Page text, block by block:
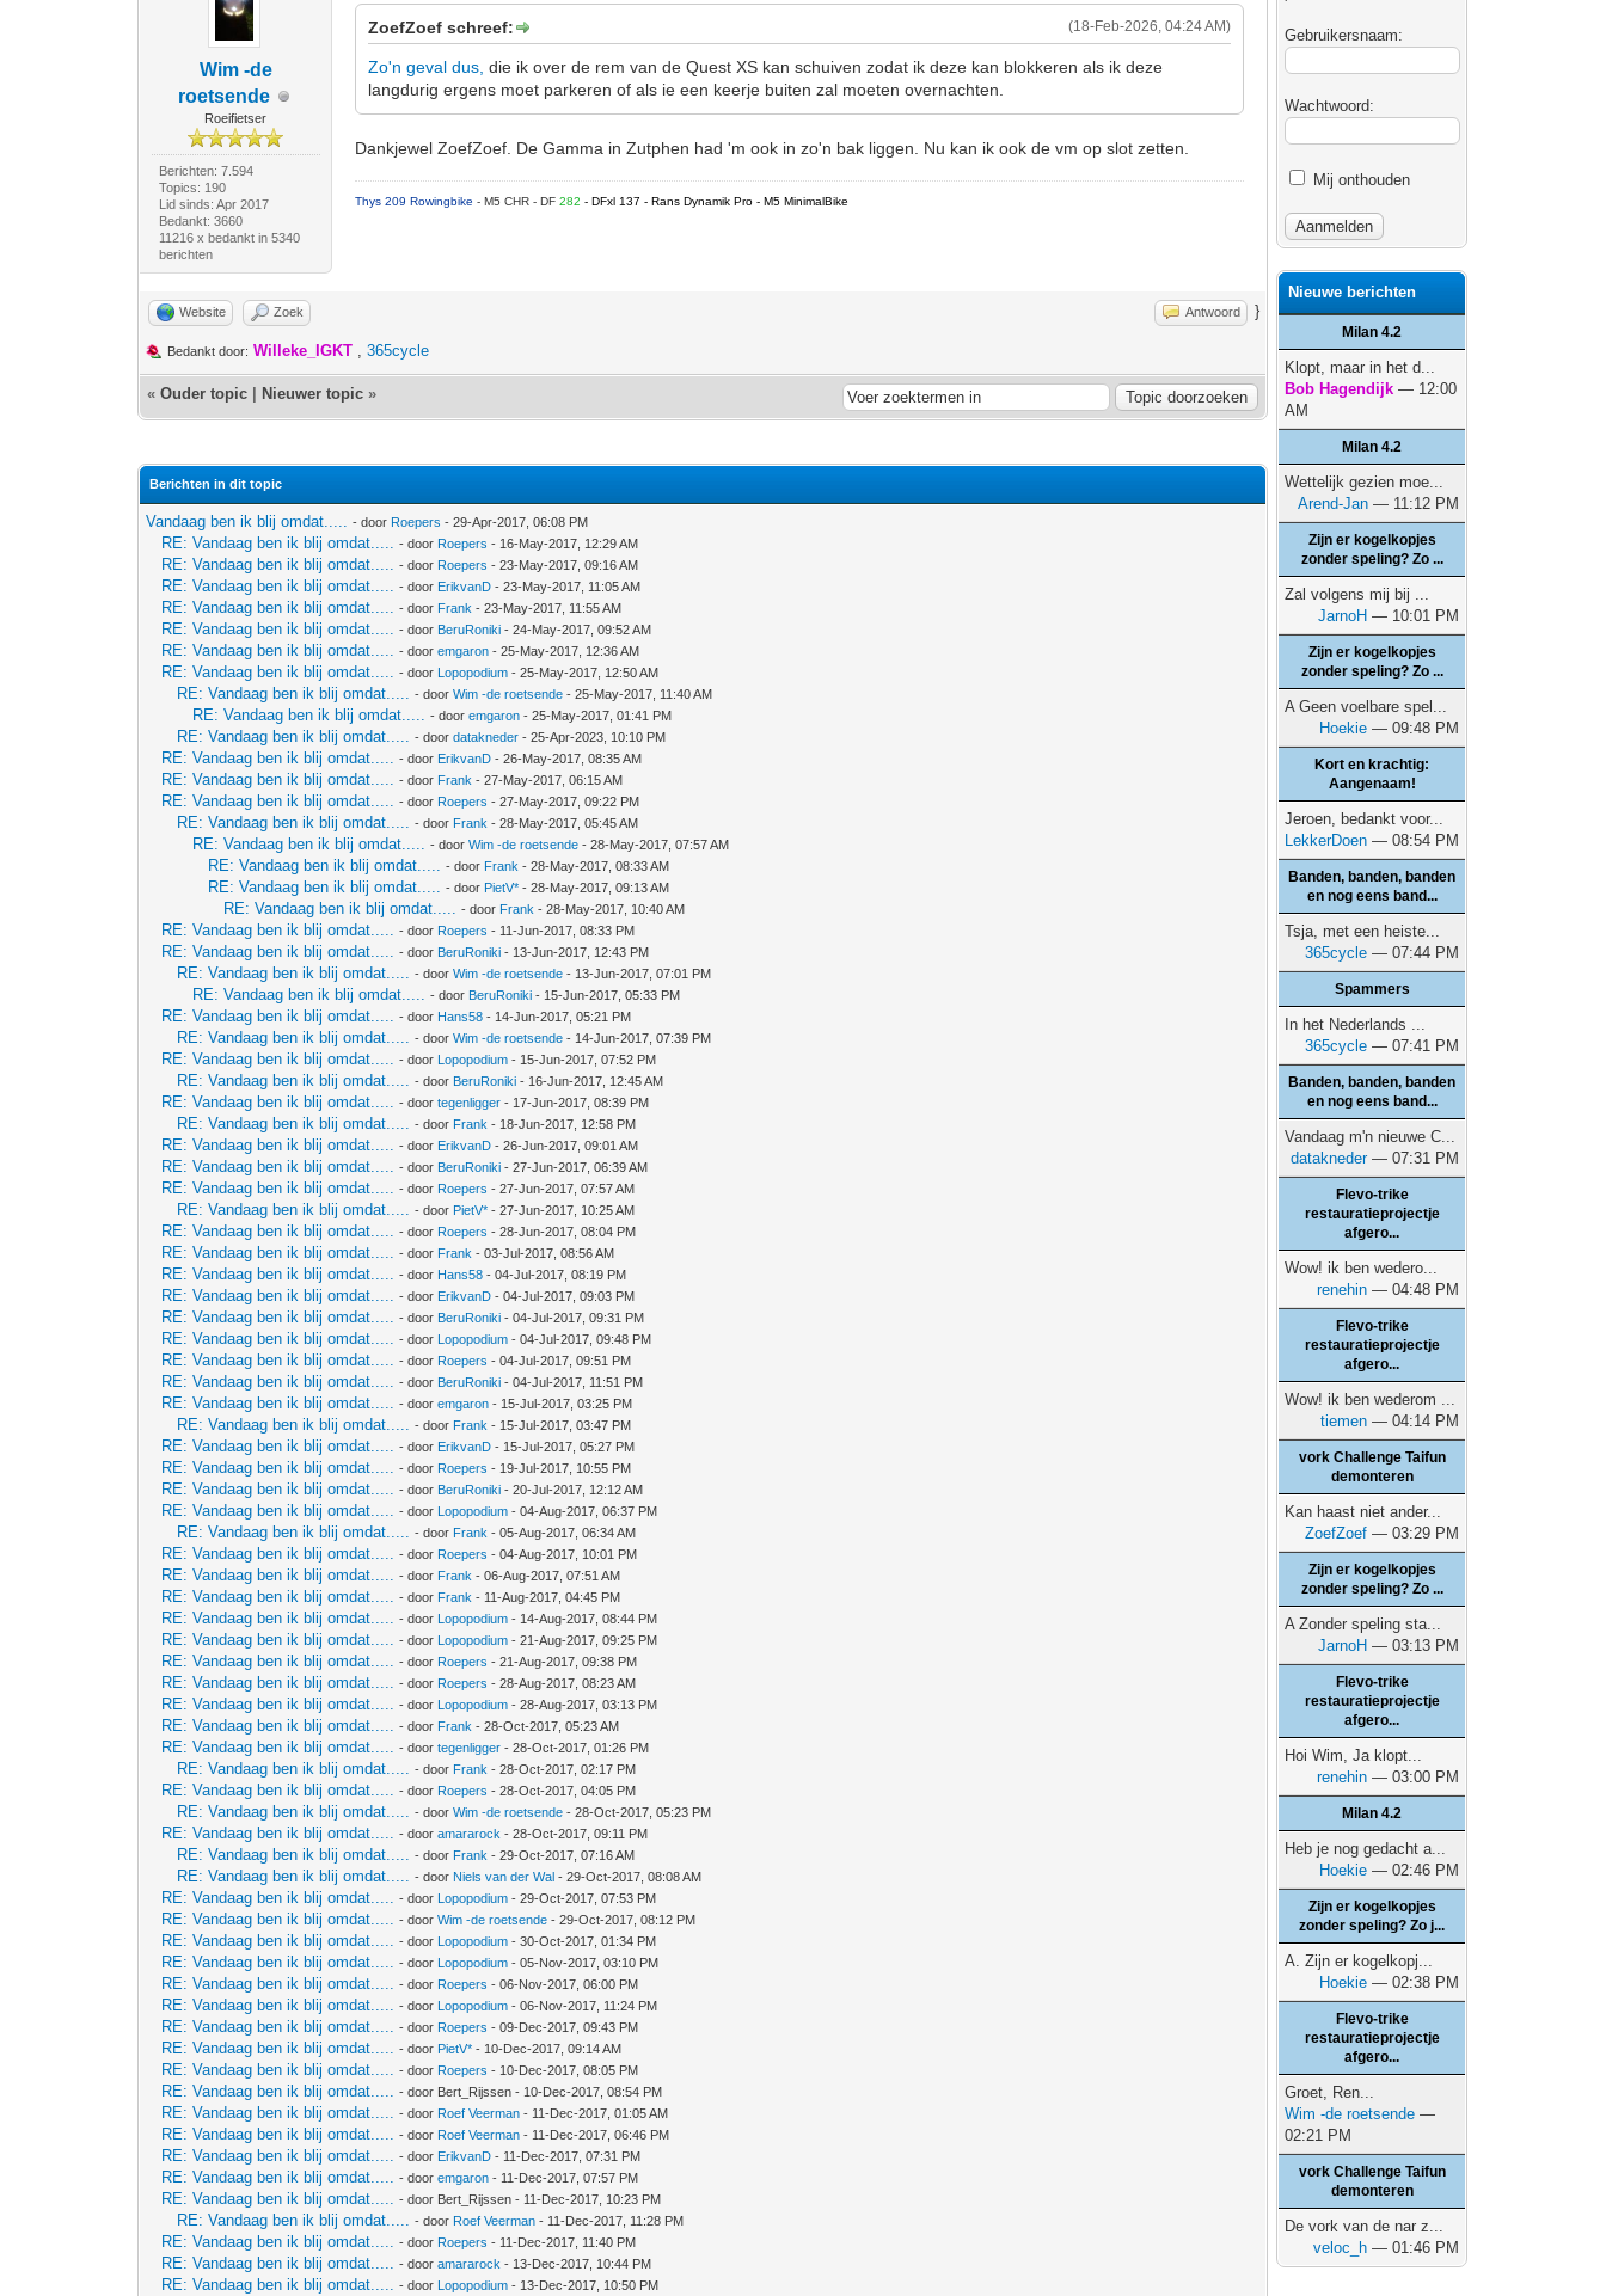
Wim -de
roetsende
Roeifietser
Berichten: 7.594
Topics: 190
Lid sinds: Apr 2017
Bedankt: 3660
11216 x bedankt in 5340
berichten
(18-Feb-2026, 04:24 AM)
ZoefZoef schreef:
Zo'n geval dus, die ik over de rem van de Quest XS kan schuiven zodat ik deze kan blokkeren als ik deze
langdurig ergens moet parkeren of als ie een keerje buiten zal moeten overnachten.
Dankjewel ZoefZoef. De Gamma in Zutphen had 'm ook in zo'n bak liggen. Nu kan ik ook de vm op slot zetten.
Thys 209 Rowingbike- M5 CHR - DF282- DFxl 137 - Rans Dynamik Pro - M5 MinimalBike
Website Zoek Antwoord }
Bedankt door: Willeke_IGKT ,365cycle
«Ouder topic Nieuwer topic »
Berichten in dit topic
Vandaag ben ik blij omdat..... - door Roepers - 29-Apr-2017, 06:08 PM
RE: Vandaag ben ik blij omdat..... - door Roepers - 16-May-2017, 12:29 AM
RE: Vandaag ben ik blij omdat..... - door Roepers - 23-May-2017, 09:16 AM
RE: Vandaag ben ik blij omdat..... - door ErikvanD - 23-May-2017, 11:05 AM
RE: Vandaag ben ik blij omdat..... - door Frank - 23-May-2017, 11:55 AM
RE: Vandaag ben ik blij omdat..... - door BeruRoniki - 24-May-2017, 09:52 AM
RE: Vandaag ben ik blij omdat..... - dooremgaron - 25-May-2017, 12:36 AM
RE: Vandaag ben ik blij omdat..... - door Lopopodium - 25-May-2017, 12:50 AM
RE: Vandaag ben ik blij omdat..... - doorWim -de roetsende - 25-May-2017, 11:40 AM
RE: Vandaag ben ik blij omdat..... - dooremgaron - 25-May-2017, 01:41 PM
RE: Vandaag ben ik blij omdat..... - doordatakneder - 25-Apr-2023, 10:10 PM
RE: Vandaag ben ik blij omdat..... - door ErikvanD - 26-May-2017, 08:35 AM
RE: Vandaag ben ik blij omdat..... - door Frank - 27-May-2017, 06:15 AM
RE: Vandaag ben ik blij omdat..... - door Roepers - 27-May-2017, 09:22 PM
RE: Vandaag ben ik blij omdat..... - door Frank - 28-May-2017, 05:45 AM
RE: Vandaag ben ik blij omdat..... - doorWim -de roetsende - 28-May-2017, 07:57 AM
RE: Vandaag ben ik blij omdat..... - door Frank - 28-May-2017, 08:33 AM
RE: Vandaag ben ik blij omdat..... - door PietV* - 28-May-2017, 09:13 AM
RE: Vandaag ben ik blij omdat..... - door Frank - 28-May-2017, 10:40 AM
RE: Vandaag ben ik blij omdat..... - door Roepers - 11-Jun-2017, 08:33 PM
RE: Vandaag ben ik blij omdat..... - door BeruRoniki - 13-Jun-2017, 12:43 PM
RE: Vandaag ben ik blij omdat..... - doorWim -de roetsende - 13-Jun-2017, 07:01 PM
RE: Vandaag ben ik blij omdat..... - door BeruRoniki - 15-Jun-2017, 05:33 PM
RE: Vandaag ben ik blij omdat..... - door Hans58 - 14-Jun-2017, 05:21 PM
RE: Vandaag ben ik blij omdat..... - doorWim -de roetsende - 14-Jun-2017, 07:39 PM
RE: Vandaag ben ik blij omdat..... - door Lopopodium - 15-Jun-2017, 07:52 PM
RE: Vandaag ben ik blij omdat..... - door BeruRoniki - 16-Jun-2017, 12:45 AM
RE: Vandaag ben ik blij omdat..... - doortegenligger - 17-Jun-2017, 08:39 PM
RE: Vandaag ben ik blij omdat..... - door Frank - 18-Jun-2017, 12:58 PM
RE: Vandaag ben ik blij omdat..... - door ErikvanD - 26-Jun-2017, 09:01 AM
RE: Vandaag ben ik blij omdat..... - door BeruRoniki - 27-Jun-2017, 06:39 AM
RE: Vandaag ben ik blij omdat..... - door Roepers - 27-Jun-2017, 07:57 AM
RE: Vandaag ben ik blij omdat..... - door PietV* - 27-Jun-2017, 10:25 AM
RE: Vandaag ben ik blij omdat..... - door Roepers - 28-Jun-2017, 08:04 PM
RE: Vandaag ben ik blij omdat..... - door Frank - 03-Jul-2017, 08:56 AM
RE: Vandaag ben ik blij omdat..... - door Hans58 - 04-Jul-2017, 08:19 PM
RE: Vandaag ben ik blij omdat..... - door ErikvanD - 04-Jul-2017, 09:03 PM
RE: Vandaag ben ik blij omdat..... - door BeruRoniki - 04-Jul-2017, 09:31 PM
RE: Vandaag ben ik blij omdat..... - door Lopopodium - 04-Jul-2017, 09:48 PM
RE: Vandaag ben ik blij omdat..... - door Roepers - 04-Jul-2017, 09:51 PM
RE: Vandaag ben ik blij omdat..... - door BeruRoniki - 04-Jul-2017, 11:51 PM
RE: Vandaag ben ik blij omdat..... - dooremgaron - 15-Jul-2017, 03:25 PM
RE: Vandaag ben ik blij omdat..... - door Frank - 15-Jul-2017, 03:47 PM
RE: Vandaag ben ik blij omdat..... - door ErikvanD - 15-Jul-2017, 05:27 PM
RE: Vandaag ben ik blij omdat..... - door Roepers - 19-Jul-2017, 10:55 PM
RE: Vandaag ben ik blij omdat..... - door BeruRoniki - 20-Jul-2017, 12:12 AM
RE: Vandaag ben ik blij omdat..... - door Lopopodium - 04-Aug-2017, 06:37 PM
RE: Vandaag ben ik blij omdat..... - door Frank - 05-Aug-2017, 06:34 AM
RE: Vandaag ben ik blij omdat..... - door Roepers - 04-Aug-2017, 10:01 PM
RE: Vandaag ben ik blij omdat..... - door Frank - 06-Aug-2017, 07:51 AM
RE: Vandaag ben ik blij omdat..... - door Frank - 11-Aug-2017, 04:45 PM
RE: Vandaag ben ik blij omdat..... - door Lopopodium - 14-Aug-2017, 08:44 PM
RE: Vandaag ben ik blij omdat..... - door Lopopodium - 21-Aug-2017, 09:25 PM
RE: Vandaag ben ik blij omdat..... - door Roepers - 21-Aug-2017, 09:38 PM
RE: Vandaag ben ik blij omdat..... - door Roepers - 28-Aug-2017, 08:23 AM
RE: Vandaag ben ik blij omdat..... - door Lopopodium - 28-Aug-2017, 03:13 PM
RE: Vandaag ben ik blij omdat..... - door Frank - 28-Oct-2017, 05:23 AM
RE: Vandaag ben ik blij omdat..... - doortegenligger - 28-Oct-2017, 01:26 PM
RE: Vandaag ben ik blij omdat..... - door Frank - 28-Oct-2017, 02:17 PM
RE: Vandaag ben ik blij omdat..... - door Roepers - 28-Oct-2017, 04:05 PM
RE: Vandaag ben ik blij omdat..... - doorWim -de roetsende - 28-Oct-2017, 05:23 PM
RE: Vandaag ben ik blij omdat..... - dooramararock - 28-Oct-2017, 09:11 PM
RE: Vandaag ben ik blij omdat..... - door Frank - 29-Oct-2017, 07:16 AM
RE: Vandaag ben ik blij omdat..... - door Niels van der Wal - 29-Oct-2017, 08:08 AM
RE: Vandaag ben ik blij omdat..... - door Lopopodium - 29-Oct-2017, 07:53 PM
RE: Vandaag ben ik blij omdat..... - doorWim -de roetsende - 29-Oct-2017, 08:12 PM
RE: Vandaag ben ik blij omdat..... - door Lopopodium - 30-Oct-2017, 01:34 PM
RE: Vandaag ben ik blij omdat..... - door Lopopodium - 05-Nov-2017, 03:10 PM
RE: Vandaag ben ik blij omdat..... - door Roepers - 06-Nov-2017, 06:00 PM
RE: Vandaag ben ik blij omdat..... - door Lopopodium - 06-Nov-2017, 11:24 PM
RE: Vandaag ben ik blij omdat..... - door Roepers - 09-Dec-2017, 09:43 PM
RE: Vandaag ben ik blij omdat..... - door PietV* - 10-Dec-2017, 09:14 AM
RE: Vandaag ben ik blij omdat..... - door Roepers - 10-Dec-2017, 08:05 PM
RE: Vandaag ben ik blij omdat..... - door Bert_Rijssen - 10-Dec-2017, 08:54 PM
RE: Vandaag ben ik blij omdat..... - door Roef Veerman - 11-Dec-2017, 01:05 AM
RE: Vandaag ben ik blij omdat..... - door Roef Veerman - 11-Dec-2017, 06:46 PM
RE: Vandaag ben ik blij omdat..... - door ErikvanD - 11-Dec-2017, 07:31 PM
RE: Vandaag ben ik blij omdat..... - dooremgaron - 11-Dec-2017, 07:57 PM
RE: Vandaag ben ik blij omdat..... - door Bert_Rijssen - 11-Dec-2017, 10:23 PM
RE: Vandaag ben ik blij omdat..... - door Roef Veerman - 11-Dec-2017, 11:28 PM
RE: Vandaag ben ik blij omdat..... - door Roepers - 11-Dec-2017, 11:40 PM
RE: Vandaag ben ik blij omdat..... - dooramararock - 13-Dec-2017, 10:44 PM
RE: Vandaag ben ik blij omdat..... - door Lopopodium - 13-Dec-2017, 10:50 PM
Gebruikersnaam:
Wachtwoord:
Mij onthouden
Nieuwe berichten
Milan 4.2
Klopt, maar in het d...
Bob Hagendijk — 12:00
AM
Milan 4.2
Wettelijk gezien moe...
Arend-Jan — 11:12 PM
Zijn er kogelkopjes
zonder speling? Zo ...
Zal volgens mij bij ...
JarnoH — 10:01 PM
Zijn er kogelkopjes
zonder speling? Zo ...
A Geen voelbare spel...
Hoekie — 09:48 PM
Kort en krachtig:
Aangenaam!
Jeroen, bedankt voor...
LekkerDoen — 08:54 PM
Banden, banden, banden
en nog eens band...
Tsja, met een heiste...
365cycle — 07:44 PM
Spammers
In het Nederlands ...
365cycle — 07:41 PM
Banden, banden, banden
en nog eens band...
Vandaag m'n nieuwe C...
datakneder— 07:31 PM
Flevo-trike
restauratieprojectje
afgero...
Wow! ik ben wedero...
renehin — 04:48 PM
Flevo-trike
restauratieprojectje
afgero...
Wow! ik ben wederom ...
tiemen — 04:14 PM
vork Challenge Taifun
demonteren
Kan haast niet ander...
ZoefZoef — 03:29 PM
Zijn er kogelkopjes
zonder speling? Zo ...
A Zonder speling sta...
JarnoH — 03:13 PM
Flevo-trike
restauratieprojectje
afgero...
Hoi Wim, Ja klopt...
renehin — 03:00 PM
Milan 4.2
Heb je nog gedacht a...
Hoekie — 02:46 PM
Zijn er kogelkopjes
zonder speling? Zo j...
A. Zijn er kogelkopj...
Hoekie — 02:38 PM
Flevo-trike
restauratieprojectje
afgero...
Groet, Ren...
Wim -de roetsende —
02:21 PM
vork Challenge Taifun
demonteren
De vork van de nar z...
veloc_h — 01:46 PM